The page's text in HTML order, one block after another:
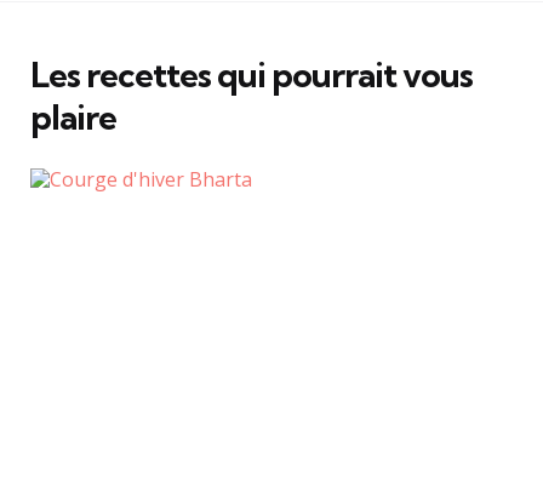
Les recettes qui pourrait vous
plaire